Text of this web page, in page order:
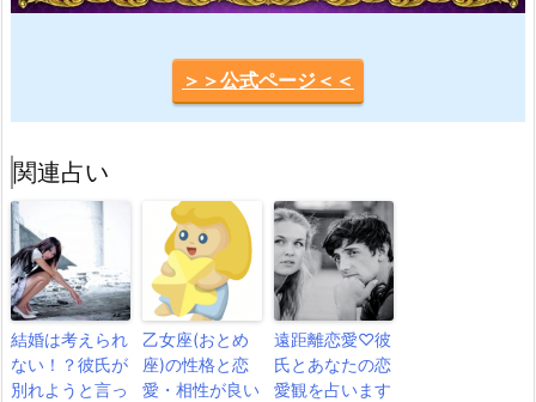
＞＞公式ページ＜＜
関連占い
結婚は考えられ
ない！？彼氏が
別れようと言っ
乙女座(おとめ
座)の性格と恋
愛・相性が良い
遠距離恋愛♡彼
氏とあなたの恋
愛観を占います